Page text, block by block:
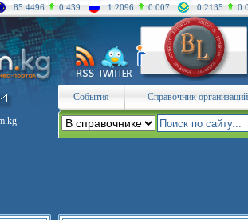
85.4496 0.439 1.2096 0.007 0.2135
События Справочник организаций